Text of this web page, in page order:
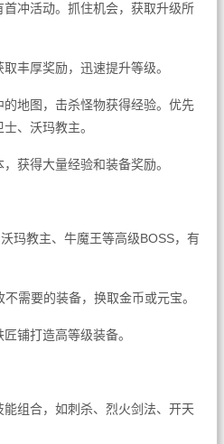
冲活动。抓住机会，获取升级所
丰厚奖励，迅速提升等级。
地图，击杀怪物获得经验。优先
、沃玛教主。
获得大量经验和装备奖励。
玛教主、牛魔王等高级BOSS，有
需要的装备，换取金币或元宝。
铺打造高等级装备。
组合，如刺杀、烈火剑法、开天